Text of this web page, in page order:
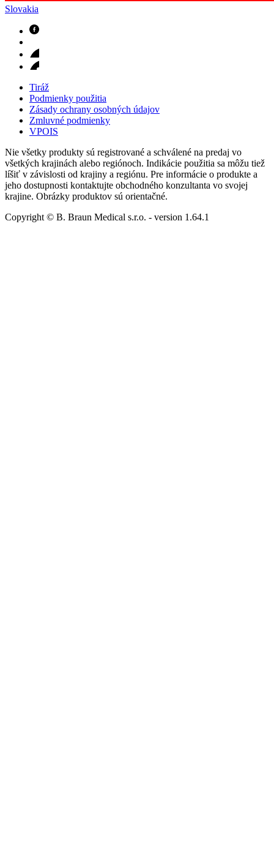
Slovakia
Tiráž
Podmienky použitia
Zásady ochrany osobných údajov
Zmluvné podmienky
VPOIS
Nie všetky produkty sú registrované a schválené na predaj vo
všetkých krajinách alebo regiónoch. Indikácie použitia sa môžu tiež
líšiť v závislosti od krajiny a regiónu. Pre informácie o produkte a
jeho dostupnosti kontaktujte obchodného konzultanta vo svojej
krajine. Obrázky produktov sú orientačné.
Copyright © B. Braun Medical s.r.o. - version 1.64.1